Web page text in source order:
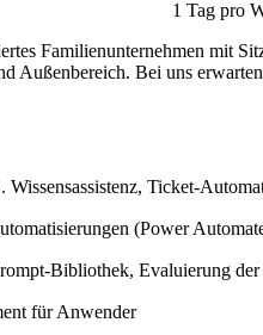
1 Tag pro
Familienunternehmen mit
Außenbereich. Bei uns
Ticket-
(Power
Bibliothek, Evaluierung
für Anwender